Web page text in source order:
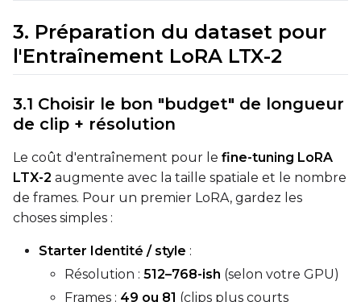
Resolutions
Toggle256
256
Toggle 768
768
3. Préparation du dataset pour
l'Entraînement LoRA LTX-2
3.1 Choisir le bon "budget" de longueur
de clip + résolution
Le coût d'entraînement pour le fine-tuning LoRA
LTX-2 augmente avec la taille spatiale et le nombre
de frames. Pour un premier LoRA, gardez les
choses simples :
Starter Identité / style :
Résolution : 512–768-ish (selon votre GPU)
Frames : 49 ou 81 (clips plus courts